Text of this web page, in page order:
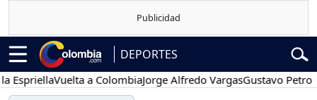
DEPORTES
Vuelta a ColombiaJorge Alfredo VargasGustavo Petro